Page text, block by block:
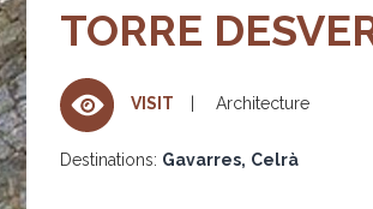
TORRE
VISIT Architecture
Destinations: Gavarres Celrà